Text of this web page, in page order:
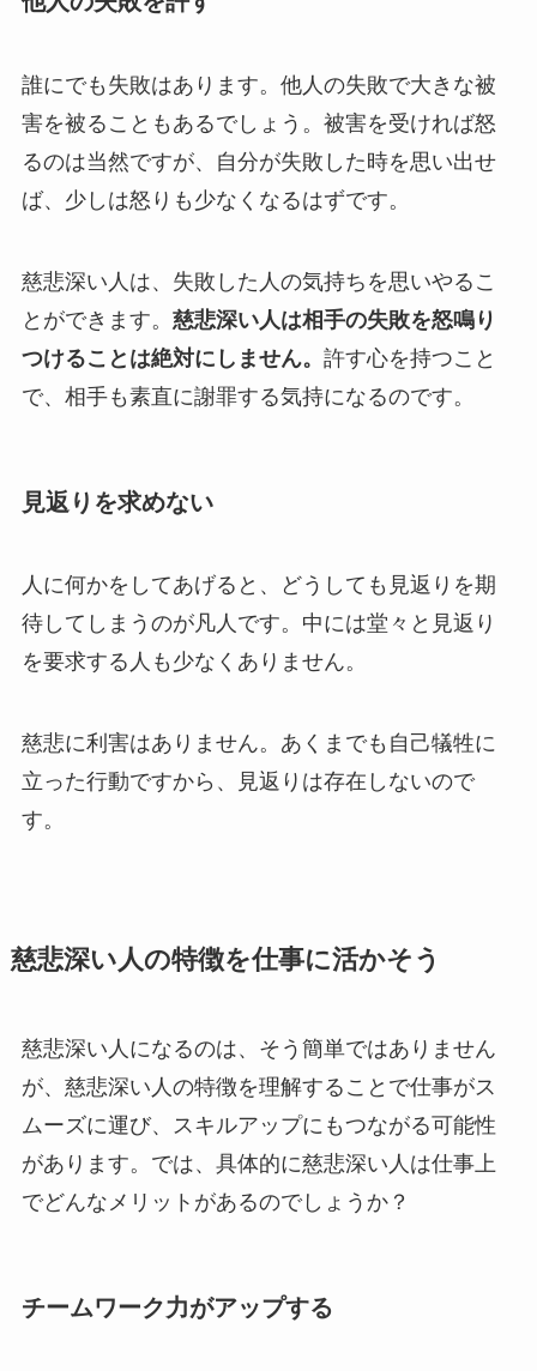
誰にでも失敗はあります。他人の失敗で大きな被
害を被ることもあるでしょう。被害を受ければ怒
るのは当然ですが、自分が失敗した時を思い出せ
ば、少しは怒りも少なくなるはずです。
慈悲深い人は、失敗した人の気持ちを思いやるこ
とができます。 慈悲深い人は相手の失敗を怒鳴り
つけることは絶対にしません。 許す心を持つこと
で、相手も素直に謝罪する気持になるのです。
見返りを求めない
人に何かをしてあげると、どうしても見返りを期
待してしまうのが凡人です。中には堂々と見返り
を要求する人も少なくありません。
慈悲に利害はありません。あくまでも自己犠牲に
立った行動ですから、見返りは存在しないので
す。
慈悲深い人の特徴を仕事に活かそう
慈悲深い人になるのは、そう簡単ではありません
が、慈悲深い人の特徴を理解することで仕事がス
ムーズに運び、スキルアップにもつながる可能性
があります。では、具体的に慈悲深い人は仕事上
でどんなメリットがあるのでしょうか？
チームワーク力がアップする